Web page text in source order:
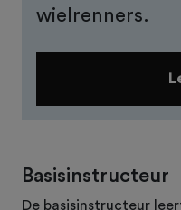
wielrenners.
Basisinstructeur
De basisinstructeur